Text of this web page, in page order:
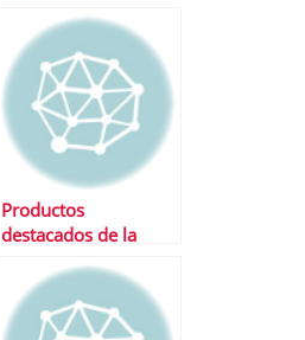
Productos
destacados de la